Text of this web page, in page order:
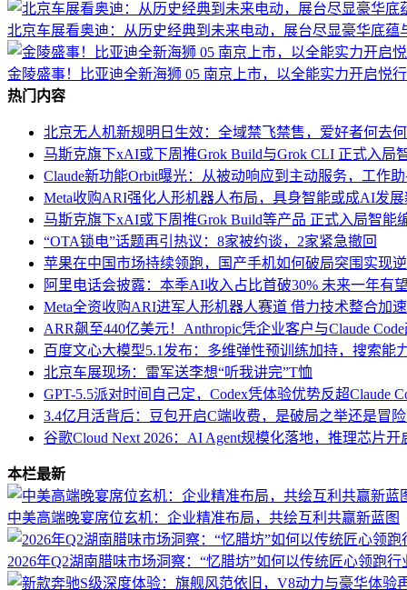
北京车展看奥迪：从历史经典到未来电动，展台尽显豪华底蕴
金陵盛事！比亚迪全新海狮 05 南京上市，以全能实力开启悦
热门内容
北京无人机新规明日生效：全域禁飞禁售，爱好者何去
马斯克旗下xAI或下周推Grok Build与Grok CLI 正式入局
Claude新功能Orbit曝光：从被动响应到主动服务，工作
Meta收购ARI强化人形机器人布局，具身智能或成AI发
马斯克旗下xAI或下周推Grok Build等产品 正式入局智能
“OTA锁电”话题再引热议：8家被约谈，2家紧急撤回
苹果在中国市场持续领跑，国产手机如何破局突围实现
阿里电话会披露：本季AI收入占比首破30% 未来一年有
Meta全资收购ARI进军人形机器人赛道 借力技术整合加
ARR飙至440亿美元！Anthropic凭企业客户与Claude
百度文心大模型5.1发布：多维弹性预训练加持，搜索能
北京车展现场：雷军送李想“听我讲完”T恤
GPT-5.5派对时间自己定，Codex凭体验优势反超Claude
3.4亿月活背后：豆包开启C端收费，是破局之举还是冒
谷歌Cloud Next 2026：AI Agent规模化落地，推理芯片
本栏最新
中美高端晚宴席位玄机：企业精准布局，共绘互利共赢新蓝图
2026年Q2湖南腊味市场洞察：“忆腊坊”如何以传统匠心领跑行